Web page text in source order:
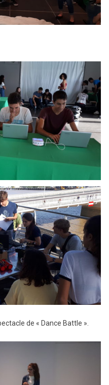
de « Dance Battle ».